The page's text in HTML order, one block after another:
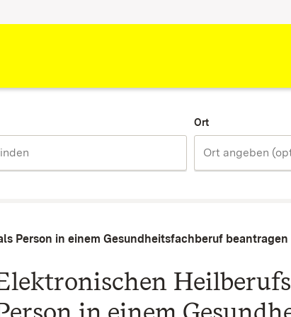
Ort
Person in einem Gesundheitsfachberuf beantragen